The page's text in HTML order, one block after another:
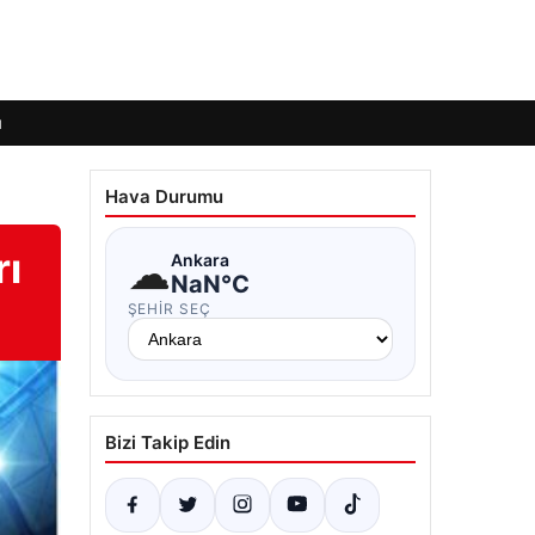
Hava Durumu
☁Ankara
NaN°C
ŞEHIR SEÇ
Bizi Takip Edin